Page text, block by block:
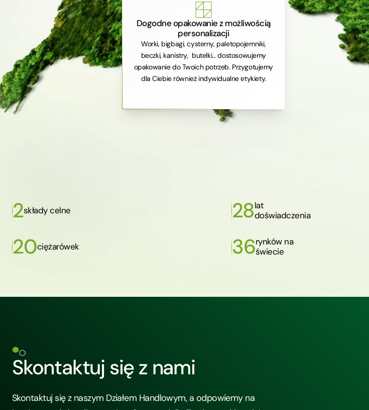
Dogodne opakowanie z możliwością
personalizacji
Worki, bigbagi, cysterny, paletopojemniki,
beczki, kanistry, butelki... dostosowujemy
opakowanie do Twoich potrzeb. Przygotujemy
dla Ciebie również indywidualne etykiety.
2składy celne 28lat
doświadczenia
20ciężarówek 36rynków na
świecie
Skontaktuj się z nami
Skontaktuj się z naszym Działem Handlowym, a odpowiemy na